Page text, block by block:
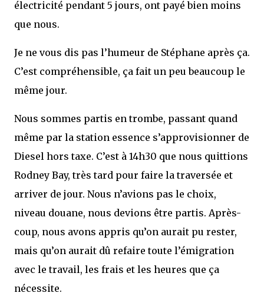
électricité pendant 5 jours, ont payé bien moins
que nous.
Je ne vous dis pas l’humeur de Stéphane après ça.
C’est compréhensible, ça fait un peu beaucoup le
même jour.
Nous sommes partis en trombe, passant quand
même par la station essence s’approvisionner de
Diesel hors taxe. C’est à 14h30 que nous quittions
Rodney Bay, très tard pour faire la traversée et
arriver de jour. Nous n’avions pas le choix,
niveau douane, nous devions être partis. Après-
coup, nous avons appris qu’on aurait pu rester,
mais qu’on aurait dû refaire toute l’émigration
avec le travail, les frais et les heures que ça
nécessite.